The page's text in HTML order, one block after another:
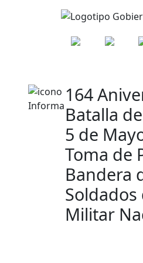
164
Batalla
5 de
Toma de
Bandera
Soldados
Militar